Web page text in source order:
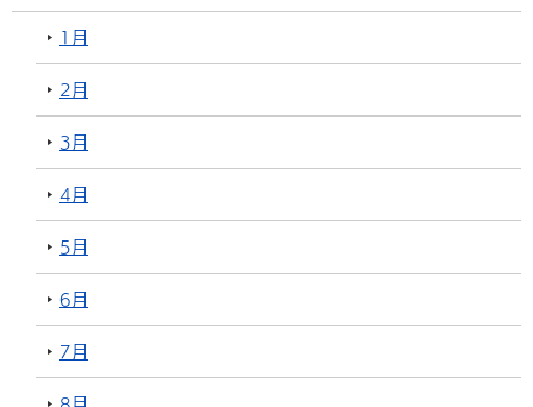
1月
2月
3月
4月
5月
6月
7月